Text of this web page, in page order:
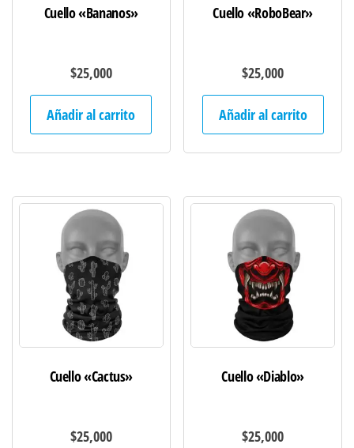
Cuello «Bananos»
$25,000
Añadir al carrito
Cuello «RoboBear»
$25,000
Añadir al carrito
Cuello «Cactus»
$25,000
Cuello «Diablo»
$25,000